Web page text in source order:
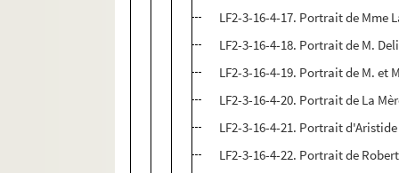
LF2-3-16-4-17. Portrait de Mme
LF2-3-16-4-18. Portrait de M.
LF2-3-16-4-19. Portrait de M. et
LF2-3-16-4-20. Portrait de La
LF2-3-16-4-21. Portrait
LF2-3-16-4-22. Portrait de Robert